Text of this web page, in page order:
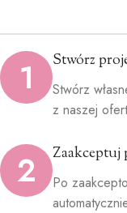
1 Stwórz
Stwórz
z naszej
2
Po